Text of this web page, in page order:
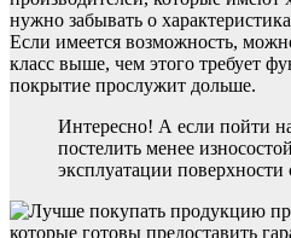
нужно забывать о
Если имеется возможность,
класс выше, чем этого требует
покрытие прослужит дольше.
Интересно! А если пойти
постелить менее
эксплуатации поверхности